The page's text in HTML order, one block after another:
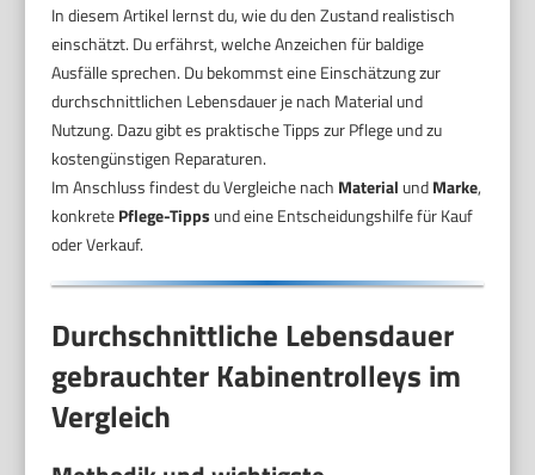
In diesem Artikel lernst du, wie du den Zustand realistisch
einschätzt. Du erfährst, welche Anzeichen für baldige
Ausfälle sprechen. Du bekommst eine Einschätzung zur
durchschnittlichen Lebensdauer je nach Material und
Nutzung. Dazu gibt es praktische Tipps zur Pflege und zu
kostengünstigen Reparaturen.
Im Anschluss findest du Vergleiche nach Material undMarke,
konkretePflege-Tipps und eine Entscheidungshilfe für Kauf
oder Verkauf.
Durchschnittliche Lebensdauer
gebrauchter Kabinentrolleys im
Vergleich